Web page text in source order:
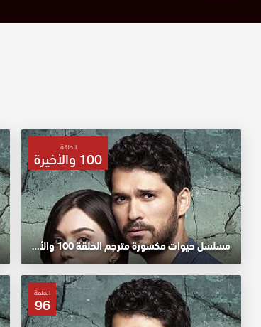
الحلقة
100 والأخيرة
مسلسل حيوات مكسورة مترجم الحلقة 100 والأخيرة HD
الحلقة
96